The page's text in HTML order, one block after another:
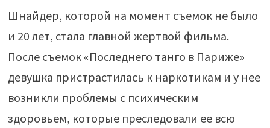
Шнайдер, которой на момент съемок не было
и 20 лет, стала главной жертвой фильма.
После съемок «Последнего танго в Париже»
девушка пристрастилась к наркотикам и у нее
возникли проблемы с психическим
здоровьем, которые преследовали ее всю